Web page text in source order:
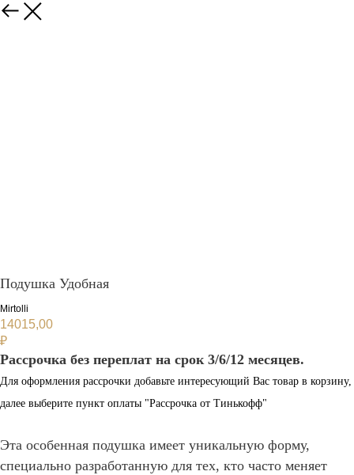
Подушка Удобная
Mirtolli
14015,00
₽
Рассрочка без переплат на срок 3/6/12 месяцев.
Для оформления рассрочки добавьте интересующий Вас товар в корзину,
далее выберите пункт оплаты "Рассрочка от Тинькофф"
Эта особенная подушка имеет уникальную форму,
специально разработанную для тех, кто часто меняет